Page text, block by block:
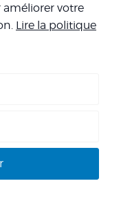
événementielle
484 434 477 - RC :
- AGENT VOYAGES :
améliorer votre
Lire la politique